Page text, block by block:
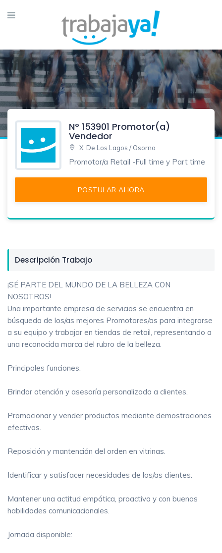
N° 153901 Promotor(a)
Vendedor
X. De Los Lagos / Osorno
Promotor/a Retail -Full time y Part time
Descripción Trabajo
¡SÉ PARTE DEL MUNDO DE LA BELLEZA CON
NOSOTROS!
Una importante empresa de servicios se encuentra en
búsqueda de los/as mejores Promotores/as para integrarse
a su equipo y trabajar en tiendas de retail, representando a
una reconocida marca del rubro de la belleza.
Principales funciones:
Brindar atención y asesoría personalizada a clientes.
Promocionar y vender productos mediante demostraciones
efectivas.
Reposición y mantención del orden en vitrinas.
Identificar y satisfacer necesidades de los/as clientes.
Mantener una actitud empática, proactiva y con buenas
habilidades comunicacionales.
Jornada disponible: